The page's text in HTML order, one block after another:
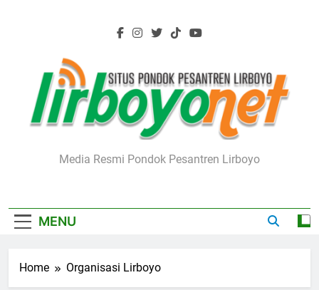
Lirboyo.net
Media Resmi Pondok Pesantren Lirboyo
MENU
Home Organisasi Lirboyo